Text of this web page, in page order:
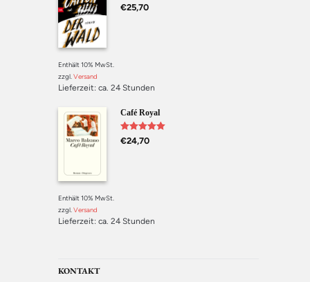
Bewertet mit
5.00 von 5
€25,70
Enthält 10% MwSt.
zzgl.Versand
Lieferzeit: ca. 24 Stunden
Café Royal
Bewertet mit
5.00
von 5
€24,70
Enthält 10% MwSt.
zzgl.Versand
Lieferzeit: ca. 24 Stunden
KONTAKT